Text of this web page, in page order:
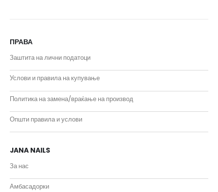
ПРАВА
Заштита на лични податоци
Услови и правила на купување
Политика на замена/враќање на производ
Општи правила и услови
JANA NAILS
За нас
Амбасадорки